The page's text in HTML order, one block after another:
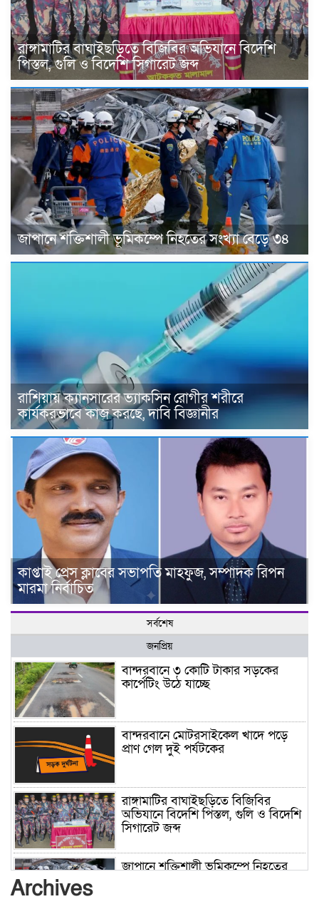
রাঙ্গামাটির বাঘাইছড়িতে বিজিবির অভিযানে বিদেশি
পিস্তল, গুলি ও বিদেশি সিগারেট জব্দ
জাপানে শক্তিশালী ভূমিকম্পে নিহতের সংখ্যা বেড়ে ৩৪
রাশিয়ায় ক্যানসারের ভ্যাকসিন রোগীর শরীরে
কার্যকরভাবে কাজ করছে, দাবি বিজ্ঞানীর
কাপ্তাই প্রেস ক্লাবের সভাপতি মাহফুজ, সম্পাদক রিপন
মারমা নির্বাচিত
সর্বশেষ
জনপ্রিয়
বান্দরবানে ৩ কোটি টাকার সড়কের
কার্পেটিং উঠে যাচ্ছে
বান্দরবানে মোটরসাইকেল খাদে পড়ে
প্রাণ গেল দুই পর্যটকের
রাঙ্গামাটির বাঘাইছড়িতে বিজিবির
অভিযানে বিদেশি পিস্তল, গুলি ও বিদেশি
সিগারেট জব্দ
জাপানে শক্তিশালী ভূমিকম্পে নিহতের
Archives